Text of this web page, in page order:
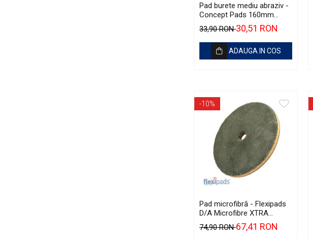
Pad burete mediu abraziv -
Concept Pads 160mm
(6.5") Yellow Polishing Pad
33,90 RON30,51 RON
ADAUGA IN COS
-10%
Pad microfibră - Flexipads
D/A Microfibre XTRA
Cutting Disc 6" (155mm)
74,90 RON67,41 RON